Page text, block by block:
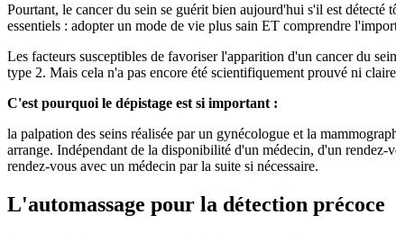
Pourtant, le cancer du sein se guérit bien aujourd'hui s'il est détecté
essentiels : adopter un mode de vie plus sain ET comprendre
Les facteurs susceptibles de favoriser l'apparition d'un cancer du
type 2. Mais cela n'a pas encore été scientifiquement prouvé ni
C'est pourquoi le dépistage est si important :
la palpation des seins réalisée par un gynécologue et la
arrange. Indépendant de la disponibilité d'un médecin, d'un rendez-
rendez-vous avec un médecin par la suite si nécessaire.
L'automassage pour la détection précoce